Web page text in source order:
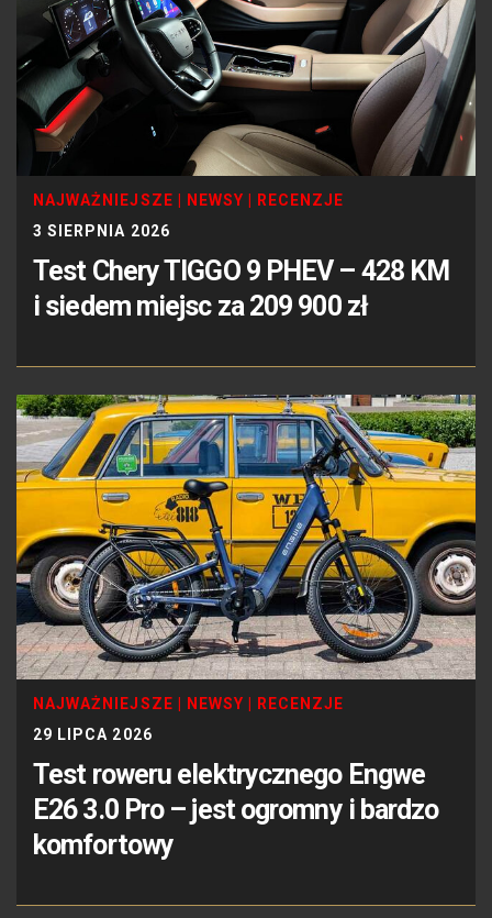
NAJWAŻNIEJSZE NEWSY
RECENZJE
3 SIERPNIA 2026
Test Chery TIGGO 9 PHEV – 428 KM
i siedem miejsc za 209 900 zł
NAJWAŻNIEJSZE NEWSY
RECENZJE
29 LIPCA 2026
Test roweru elektrycznego Engwe
E26 3.0 Pro – jest ogromny i bardzo
komfortowy